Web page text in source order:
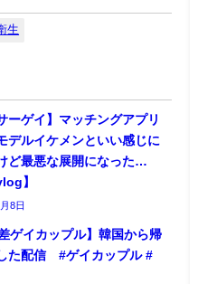
生
ーゲイ】マッチングアプリ
デルイケメンといい感じに
ど最悪な展開になった…
】
8日
ゲイカップル】韓国から帰
た配信 #ゲイカップル #